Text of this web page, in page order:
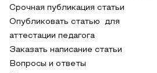
Срочная публикация статьи
Опубликовать статью для
аттестации педагога
Заказать написание статьи
Вопросы и ответы